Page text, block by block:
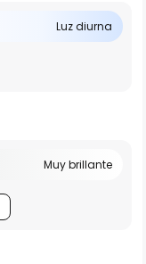
Luz diurna
Muy brillante